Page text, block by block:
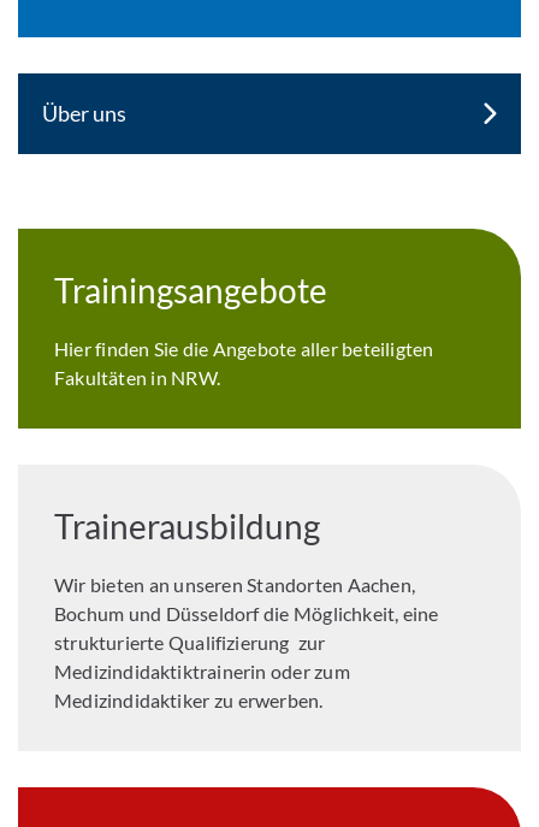
Über uns
Trainingsangebote
Hier finden Sie die Angebote aller beteiligten
Fakultäten in NRW.
Trainerausbildung
Wir bieten an unseren Standorten Aachen,
Bochum und Düsseldorf die Möglichkeit, eine
strukturierte Qualifizierung zur
Medizindidaktiktrainerin oder zum
Medizindidaktiker zu erwerben.